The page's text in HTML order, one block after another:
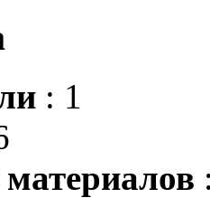
: 1